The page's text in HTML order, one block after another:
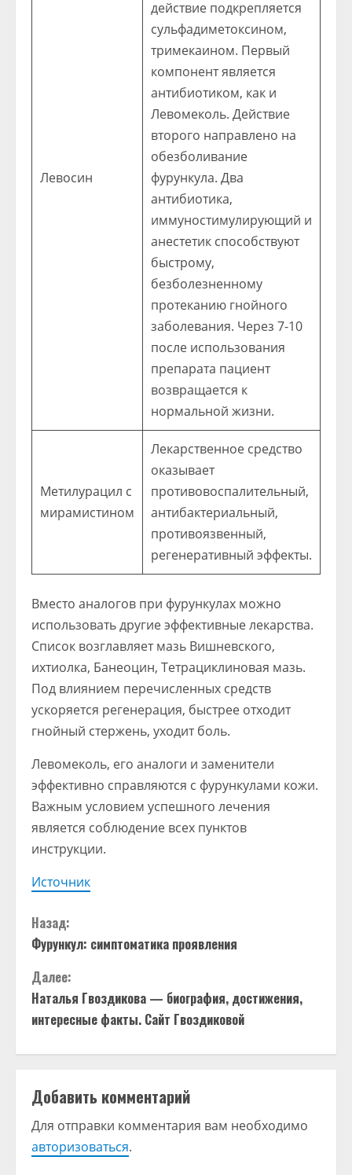
Левосин
действие подкрепляется
сульфадиметоксином,
тримекаином. Первый
компонент является
антибиотиком, как и
Левомеколь. Действие
второго направлено на
обезболивание
фурункула. Два
антибиотика,
иммуностимулирующий и
анестетик способствуют
быстрому,
безболезненному
протеканию гнойного
заболевания. Через 7-10
после использования
препарата пациент
возвращается к
нормальной жизни.
Метилурацил с
мирамистином
Лекарственное средство
оказывает
противовоспалительный,
антибактериальный,
противоязвенный,
регенеративный эффекты.
Вместо аналогов при фурункулах можно
использовать другие эффективные лекарства.
Список возглавляет мазь Вишневского,
ихтиолка, Банеоцин, Тетрациклиновая мазь.
Под влиянием перечисленных средств
ускоряется регенерация, быстрее отходит
гнойный стержень, уходит боль.
Левомеколь, его аналоги и заменители
эффективно справляются с фурункулами кожи.
Важным условием успешного лечения
является соблюдение всех пунктов
инструкции.
Источник
П
р
о
д
о
л
ж
и
Назад:
Фурункул: симптоматика проявления
Далее:
Наталья Гвоздикова — биография, достижения,
интересные факты. Сайт Гвоздиковой
Добавить комментарий
Для отправки комментария вам необходимо
авторизоваться.